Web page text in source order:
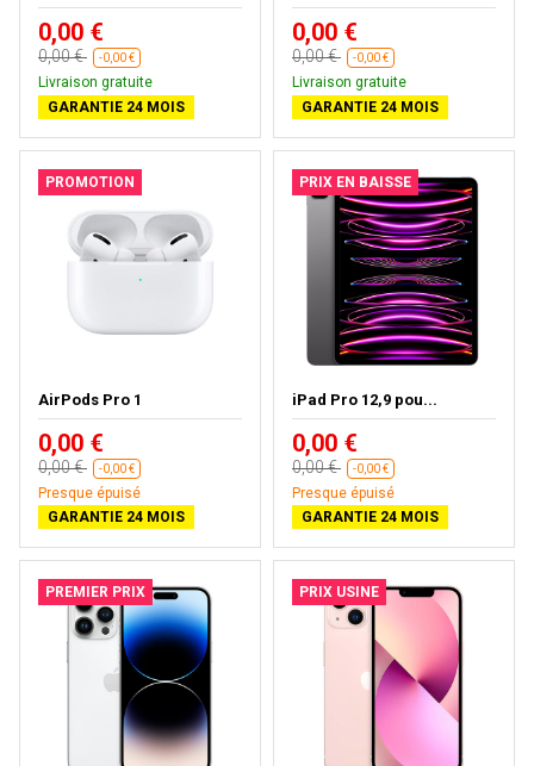
0,00 €
0,00 € -0,00 €
Livraison gratuite
GARANTIE 24 MOIS
0,00 €
0,00 € -0,00 €
Livraison gratuite
GARANTIE 24 MOIS
PROMOTION
AirPods Pro 1
0,00 €
0,00 € -0,00 €
Presque épuisé
GARANTIE 24 MOIS
PRIX EN BAISSE
iPad Pro 12,9 pou...
0,00 €
0,00 € -0,00 €
Presque épuisé
GARANTIE 24 MOIS
PREMIER PRIX PRIX USINE